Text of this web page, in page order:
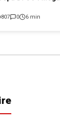
807 0 6 min